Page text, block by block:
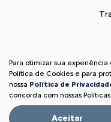
Para otimizar sua
Política de Cookies e para
nossa Política de
concorda com nossas Políticas.
Aceitar